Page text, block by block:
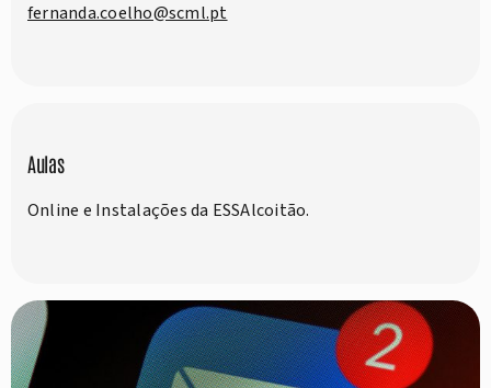
fernanda.coelho@scml.pt
Aulas
Online e Instalações da ESSAlcoitão.